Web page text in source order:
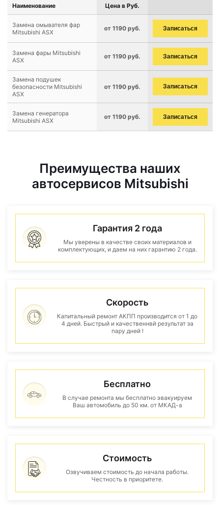
Наименование Цена в Руб.
Замена омывателя фар
Mitsubishi ASX
от 1190 руб. Записаться
Замена фары Mitsubishi
ASX
от 1190 руб. Записаться
Замена подушек
безопасности Mitsubishi
ASX
от 1190 руб. Записаться
Замена генератора
Mitsubishi ASX
от 1190 руб. Записаться
Преимущества наших
автосервисов Mitsubishi
Гарантия 2 года
Мы уверены в качестве своих материалов и
комплектующих, и даем на них гарантию 2 года.
Скорость
Капитальный ремонт АКПП производится от 1 до
4 дней. Быстрый и качественнвй результат за
пару дней !
Бесплатно
В случае ремонта мы бесплатно эвакуируем
Ваш автомобиль до 50 км. от МКАД-а
Стоимость
Озвучиваем стоимость до начала работы.
Честность в приоритете.